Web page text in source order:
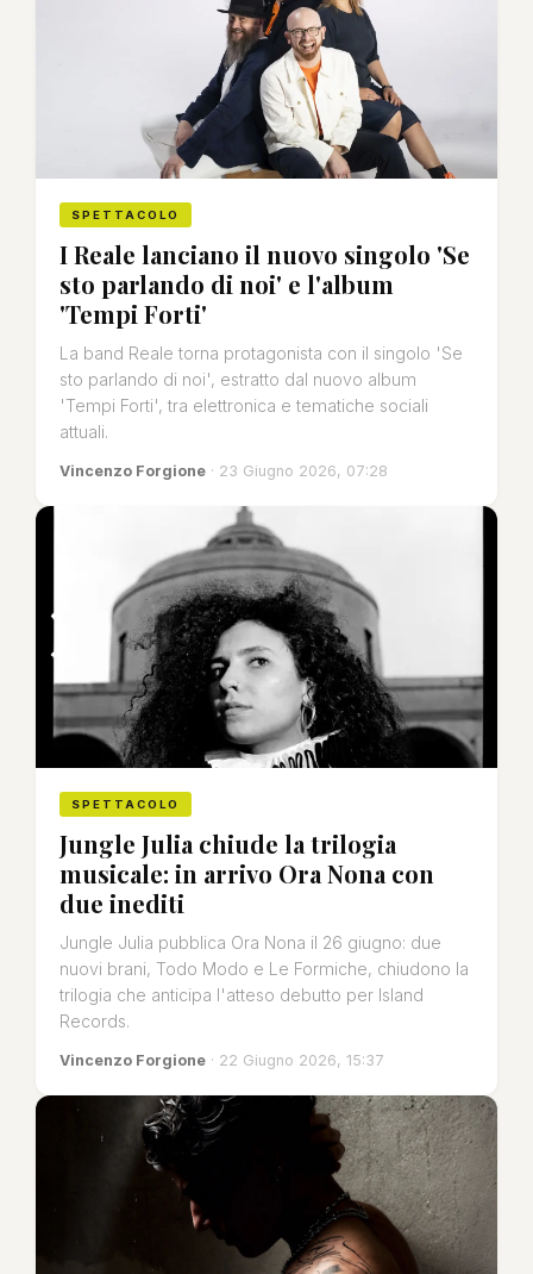
SPETTACOLO
I Reale lanciano il nuovo singolo 'Se
sto parlando di noi' e l'album
'Tempi Forti'
La band Reale torna protagonista con il singolo 'Se
sto parlando di noi', estratto dal nuovo album
'Tempi Forti', tra elettronica e tematiche sociali
attuali.
Vincenzo Forgione · 23 Giugno 2026, 07:28
SPETTACOLO
Jungle Julia chiude la trilogia
musicale: in arrivo Ora Nona con
due inediti
Jungle Julia pubblica Ora Nona il 26 giugno: due
nuovi brani, Todo Modo e Le Formiche, chiudono la
trilogia che anticipa l'atteso debutto per Island
Records.
Vincenzo Forgione · 22 Giugno 2026, 15:37